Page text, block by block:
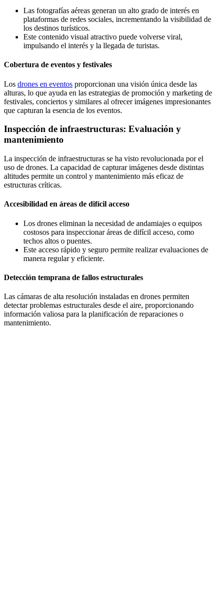
Las fotografías aéreas generan un alto grado de interés en
plataformas de redes sociales, incrementando la visibilidad de
los destinos turísticos.
Este contenido visual atractivo puede volverse viral,
impulsando el interés y la llegada de turistas.
Cobertura de eventos y festivales
Los drones en eventos proporcionan una visión única desde las
alturas, lo que ayuda en las estrategias de promoción y marketing de
festivales, conciertos y similares al ofrecer imágenes impresionantes
que capturan la esencia de los eventos.
Inspección de infraestructuras: Evaluación y
mantenimiento
La inspección de infraestructuras se ha visto revolucionada por el
uso de drones. La capacidad de capturar imágenes desde distintas
altitudes permite un control y mantenimiento más eficaz de
estructuras críticas.
Accesibilidad en áreas de difícil acceso
Los drones eliminan la necesidad de andamiajes o equipos
costosos para inspeccionar áreas de difícil acceso, como
techos altos o puentes.
Este acceso rápido y seguro permite realizar evaluaciones de
manera regular y eficiente.
Detección temprana de fallos estructurales
Las cámaras de alta resolución instaladas en drones permiten
detectar problemas estructurales desde el aire, proporcionando
información valiosa para la planificación de reparaciones o
mantenimiento.